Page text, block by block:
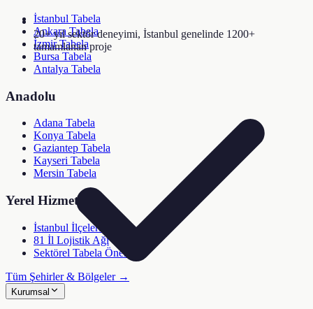
İstanbul Tabela
Ankara Tabela
İzmir Tabela
Bursa Tabela
Antalya Tabela
Anadolu
Adana Tabela
Konya Tabela
Gaziantep Tabela
Kayseri Tabela
Mersin Tabela
Yerel Hizmetler
İstanbul İlçeleri (39)
81 İl Lojistik Ağı
Sektörel Tabela Önerici
Tüm Şehirler & Bölgeler →
Kurumsal
20+ yıl sektör deneyimi, İstanbul genelinde 1200+
tamamlanan proje